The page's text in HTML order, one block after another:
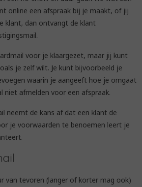
online een afspraak bij je maakt, of jij
klant, dan ontvangt de klant
voor je klaargezet, maar jij kunt
je zelf wilt. Je kunt bijvoorbeeld je
waarin je aangeeft hoe je omgaat
niet afmelden voor een afspraak.
neemt de kans af dat een klant de
je voorwaarden te benoemen leert je
van tevoren (langer of korter mag ook)